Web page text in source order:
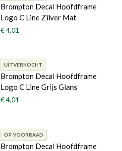
Brompton Decal Hoofdframe
Logo C Line Zilver Mat
€ 4,01
UITVERKOCHT
Brompton Decal Hoofdframe
Logo C Line Grijs Glans
€ 4,01
OP VOORRAAD
Brompton Decal Hoofdframe